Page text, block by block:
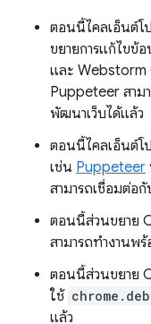
ตอนนี้ไคลเอ็นต์โ
ขยายการแก้ไขข้
และ Webstorm
Puppeteer สาม
พัฒนาเว็บได้แล้ว
ตอนนี้ไคลเอ็นต์โ
เช่น Puppeteer
สามารถเชื่อมต่อ
ตอนนี้ส่วนขยาย
สามารถทำงานพ
ตอนนี้ส่วนขยาย
ใช้
แล้ว